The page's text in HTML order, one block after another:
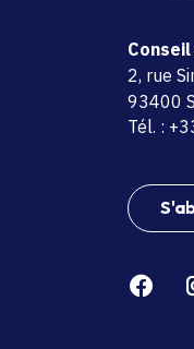
adresse
2, rue
code
93400
Tél. :